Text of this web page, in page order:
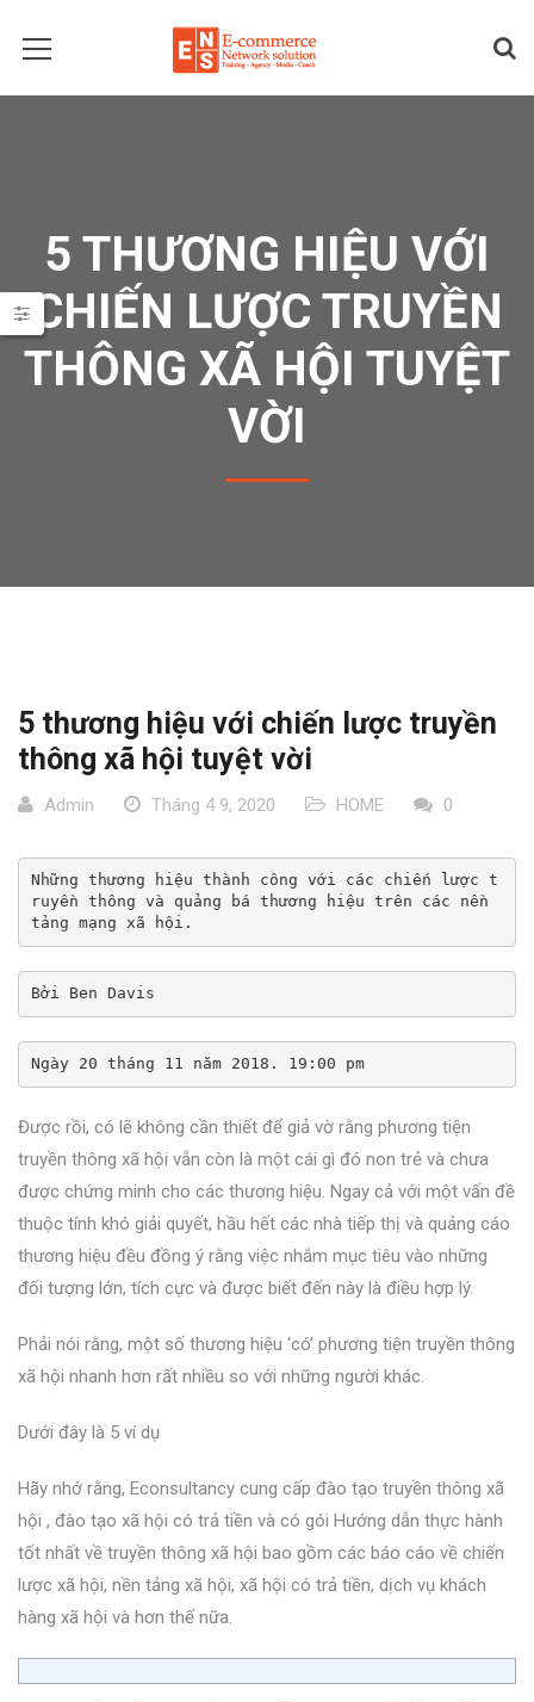
5 THƯƠNG HIỆU VỚI
CHIẾN LƯỢC TRUYỀN
THÔNG XÃ HỘI TUYỆT
VỜI
5 thương hiệu với chiến lược truyền
thông xã hội tuyệt vời
Admin Tháng 4 9, 2020 HOME 0
Những thương hiệu thành công với các chiến lược t
ruyền thông và quảng bá thương hiệu trên các nền
tảng mạng xã hội.
Bởi Ben Davis
Ngày 20 tháng 11 năm 2018. 19:00 pm
Được rồi, có lẽ không cần thiết để giả vờ rằng phương tiện
truyền thông xã hội vẫn còn là một cái gì đó non trẻ và chưa
được chứng minh cho các thương hiệu. Ngay cả với một vấn đề
thuộc tính khó giải quyết, hầu hết các nhà tiếp thị và quảng cáo
thương hiệu đều đồng ý rằng việc nhắm mục tiêu vào những
đối tượng lớn, tích cực và được biết đến này là điều hợp lý.
Phải nói rằng, một số thương hiệu ‘có’ phương tiện truyền thông
xã hội nhanh hơn rất nhiều so với những người khác.
Dưới đây là 5 ví dụ
Hãy nhớ rằng, Econsultancy cung cấp đào tạo truyền thông xã
hội , đào tạo xã hội có trả tiền và có gói Hướng dẫn thực hành
tốt nhất về truyền thông xã hội bao gồm các báo cáo về chiến
lược xã hội, nền tảng xã hội, xã hội có trả tiền, dịch vụ khách
hàng xã hội và hơn thế nữa.